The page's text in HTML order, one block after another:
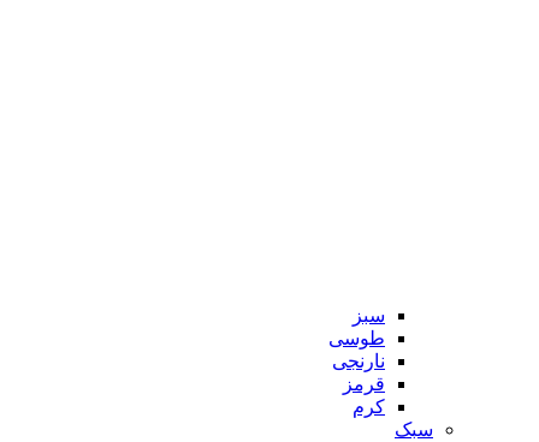
سبز
طوسی
نارنجی
قرمز
کرم
سبک